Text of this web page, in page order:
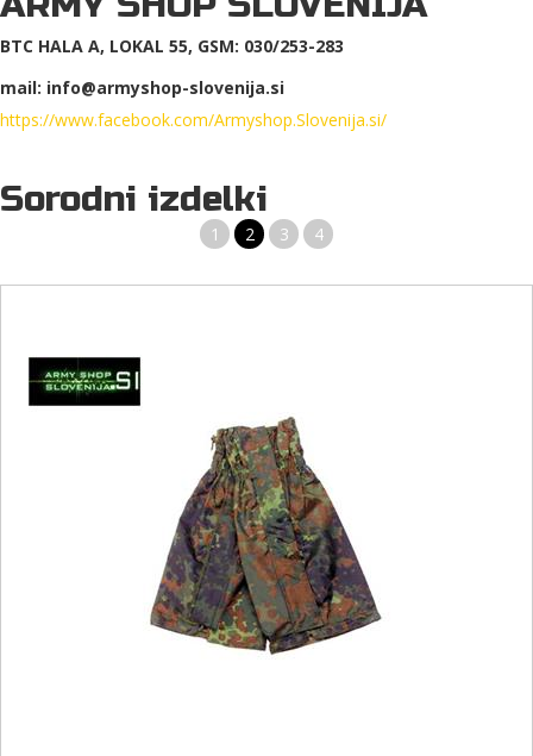
BTC HALA A, LOKAL 55, GSM: 030/253-283
mail: info@armyshop-slovenija.si
https://www.facebook.com/Armyshop.Slovenija.si/
Sorodni izdelki
1 2 3 4